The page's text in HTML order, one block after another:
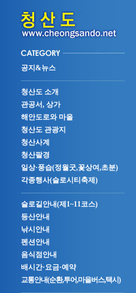
공지&뉴스
청산도 소개
관공서, 상가
해안도로와 마을
청산도 관광지
청산사계
청산팔경
일상·풍습(정월굿,꽃상여,초분)
각종행사(슬로시티축제)
슬로길안내(제1~11코스)
등산안내
낚시안내
펜션안내
음식점안내
배시간·요금·예약
교통안내(순환,투어,마을버스,택시)